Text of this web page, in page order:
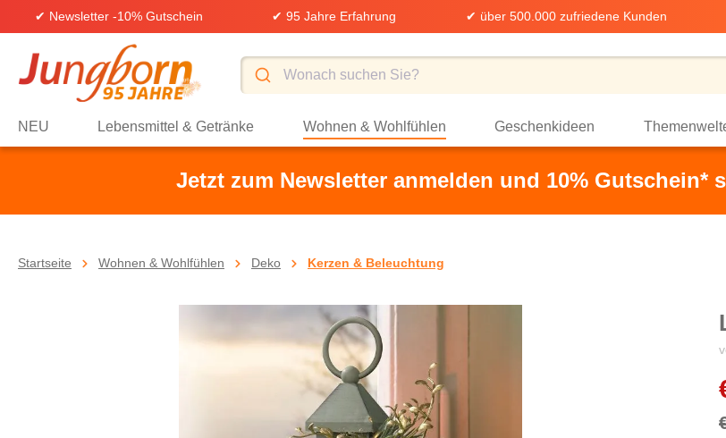
Zur Hauptnavigation springen
✔ Newsletter -10% Gutschein ✔ 95 Jahre Erfahrung ✔ über 500.000 zufriedene Kunden
NEU Lebensmittel & Getränke Wohnen & Wohlfühlen Geschenkideen
Jetzt zum Newsletter anmelden und 10% Gutschein*
Startseite Wohnen & Wohlfühlen Deko Kerzen & Beleuchtung